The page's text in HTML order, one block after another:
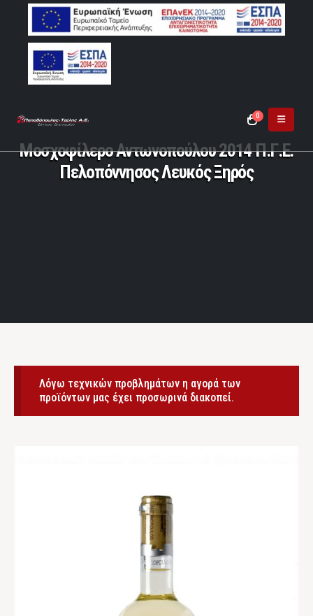
0
Μοσχοφίλερο Αντωνοπούλου 2014 Π.Γ.Ε.
Πελοπόννησος Λευκός Ξηρός
Λόγω τεχνικών προβλημάτων η αγορά των
προϊόντων μας έχει προσωρινά διακοπεί.